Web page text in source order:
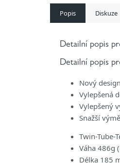
Popis Diskuze
Detailní popis
Detailní popis
Nový design
Vylepšená
Vylepšený
Snažší
Twin-Tube-
Váha 486g
Délka 185